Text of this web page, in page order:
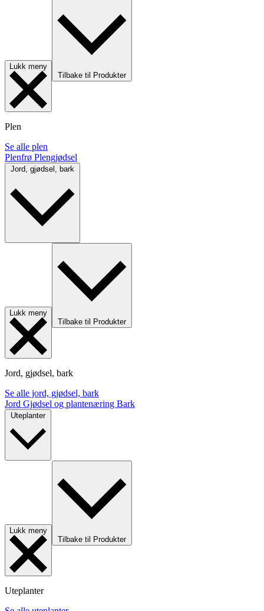
Lukk meny
Tilbake til Produkter
Plen
Se alle plen
Plenfrø Plengjødsel
Lukk meny
Tilbake til Produkter
Jord, gjødsel, bark
Se alle jord, gjødsel, bark
Jord Gjødsel og plantenæring Bark
Uteplanter
Lukk meny
Tilbake til Produkter
Uteplanter